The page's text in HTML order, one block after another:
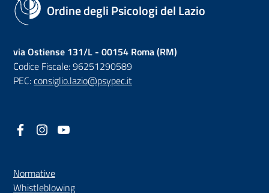
Ordine degli Psicologi del Lazio
via Ostiense 131/L - 00154 Roma (RM)
Codice Fiscale: 96251290589
PEC:consiglio.lazio@psypec.it
Facebook
(nuova scheda - new tab)
Instagram
(nuova scheda - new tab)
Normative
Whistleblowing(nuova scheda - new tab)